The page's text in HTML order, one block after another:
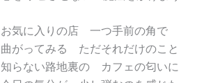
お気に入りの店 一つ手前の角で
曲がってみる ただそれだけのこと
知らない路地裏の カフェの匂いに